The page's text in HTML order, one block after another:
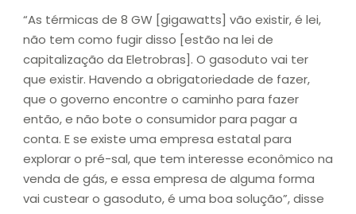
“As térmicas de 8 GW [gigawatts] vão existir, é lei,
não tem como fugir disso [estão na lei de
capitalização da Eletrobras]. O gasoduto vai ter
que existir. Havendo a obrigatoriedade de fazer,
que o governo encontre o caminho para fazer
então, e não bote o consumidor para pagar a
conta. E se existe uma empresa estatal para
explorar o pré-sal, que tem interesse econômico na
venda de gás, e essa empresa de alguma forma
vai custear o gasoduto, é uma boa solução”, disse